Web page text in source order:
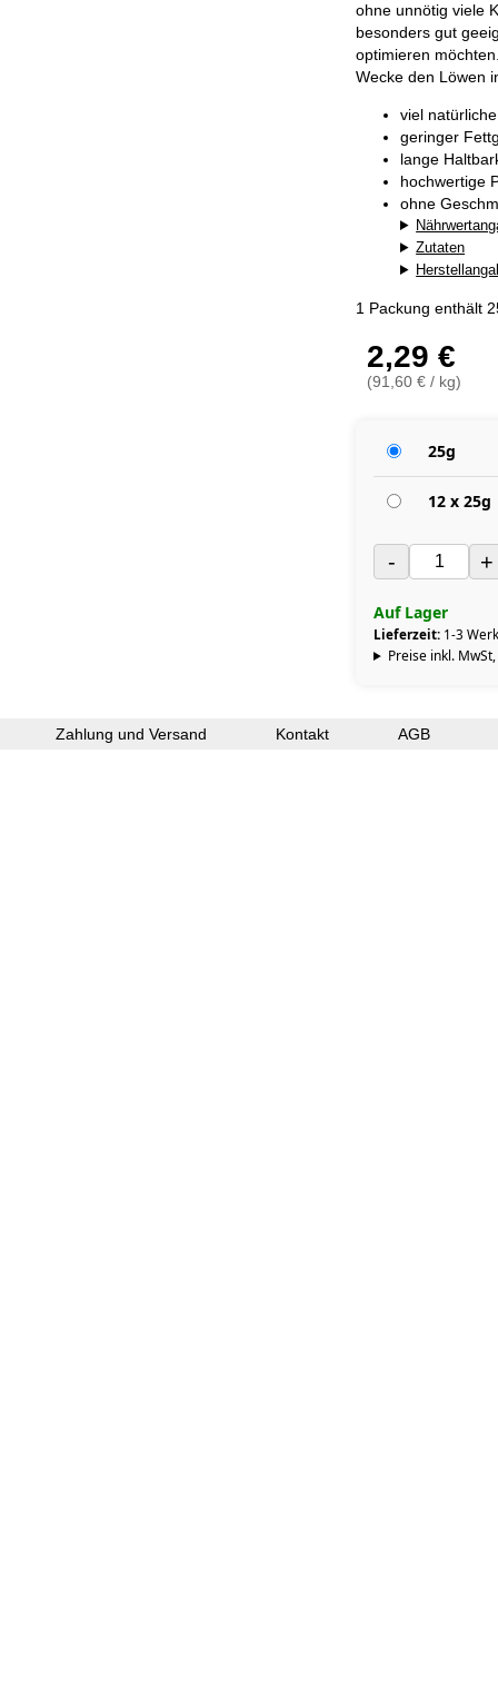
ohne unnötig viele
besonders gut
optimieren
Wecke den Löwen
viel
geringer
lange
hochwertige
ohne
Zutaten
1 Packung enthält
2,29 €
(91,60 € / kg)
25g
12 x 25g
- +
Auf Lager
Lieferzeit: 1-3
Preise inkl.
Zahlung und Versand Kontakt AGB